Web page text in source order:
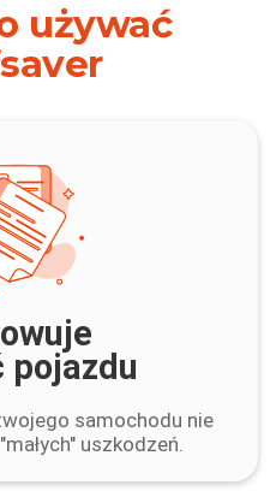
używać
pojazdu
samochodu nie
uszkodzeń.